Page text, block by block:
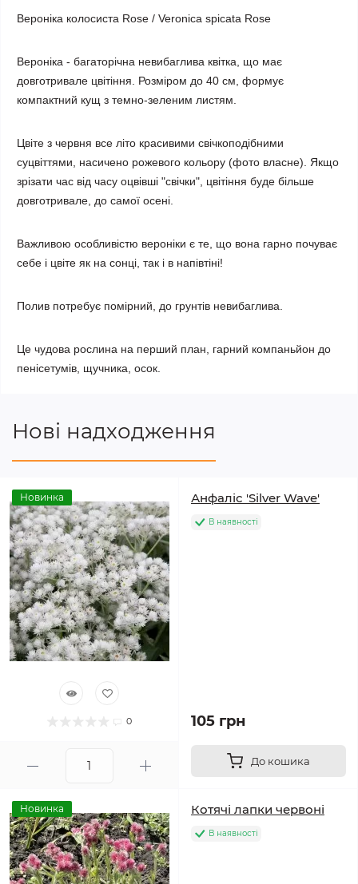
Вероніка колосиста Rose / Veronica spicata Rose
Вероніка - багаторічна невибаглива квітка, що має
довготривале цвітіння. Розміром до 40 см, формує
компактний кущ з темно-зеленим листям.
Цвіте з червня все літо красивими свічкоподібними
суцвіттями, насичено рожевого кольору (фото власне). Якщо
зрізати час від часу оцвівші "свічки", цвітіння буде більше
довготривале, до самої осені.
Важливою особливістю вероніки є те, що вона гарно почуває
себе і цвіте як на сонці, так і в напівтіні!
Полив потребує помірний, до грунтів невибаглива.
Це чудова рослина на перший план, гарний компаньйон до
пенісетумів, щучника, осок.
Нові надходження
Новинка
0
Анфаліс 'Silver Wave'
В наявності
105 грн
До кошика
Новинка Котячі лапки червоні
В наявності